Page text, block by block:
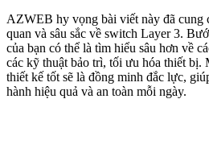
AZWEB hy vọng bài viết này đã cung
quan và sâu sắc về switch Layer 3.
của bạn có thể là tìm hiểu sâu hơn về
các kỹ thuật bảo trì, tối ưu hóa thiết bị.
thiết kế tốt sẽ là đồng minh đắc lực,
hành hiệu quả và an toàn mỗi ngày.